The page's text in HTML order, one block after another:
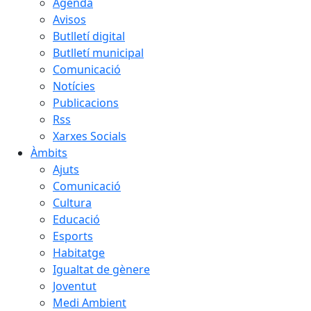
Avisos
Butlletí digital
Butlletí municipal
Comunicació
Notícies
Publicacions
Rss
Xarxes Socials
Àmbits
Ajuts
Comunicació
Cultura
Educació
Esports
Habitatge
Igualtat de gènere
Joventut
Medi Ambient